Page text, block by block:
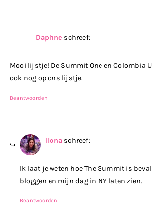
Daphne schreef:
Mooi lijstje! De Summit One en Colombia
ook nog op ons lijstje.
Beantwoorden
Ilona schreef:
Ik laat je weten hoe The Summit is
bloggen en mijn dag in NY laten zien.
Beantwoorden